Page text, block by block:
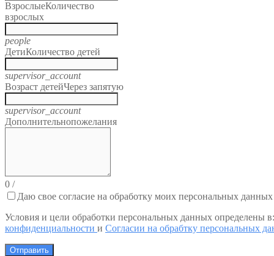
ВзрослыеКоличество
взрослых
people
ДетиКоличество детей
supervisor_account
Возраст детейЧерез запятую
supervisor_account
Дополнительнопожелания
0 /
Даю свое согласие на обработку моих персональных данных
Условия и цели обработки персональных данных определены
конфиденциальности и Согласии на обрабтку персональных
Отправить